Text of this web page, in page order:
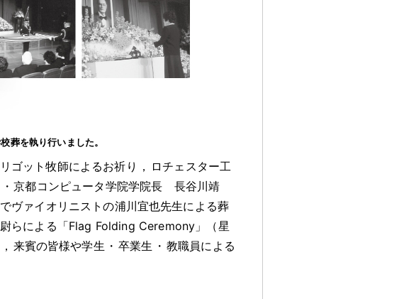
葬を執り行いました。
ゴット牧師によるお祈り ， ロチェスター工
・ 京都コンピュータ学院学院長 長谷川靖
ヴァイオリニストの浦川宜也先生による葬
らによる「Flag Folding Ceremony」（星
， 来賓の皆様や学生 ・ 卒業生 ・ 教職員による